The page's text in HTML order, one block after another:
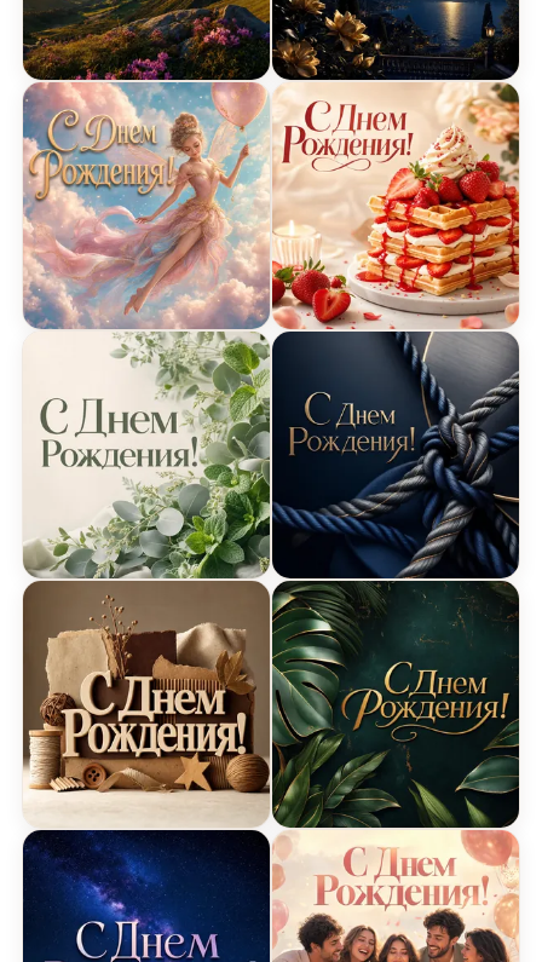
Открытка с горным пейзажем на День Рождения
Сказочная открытка на день рождения
Открытка с листьями на день рождения
Крафтовая открытка с днем рождения
Открытка с луной на
3D открытка с вафлями
Элегантная открытка
Роскошная открытка с